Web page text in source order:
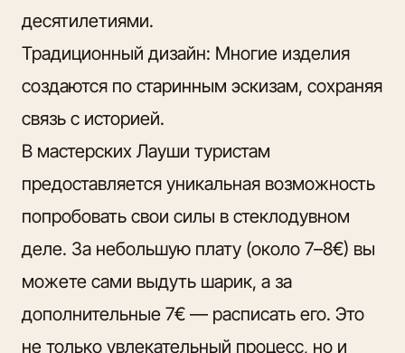
десятилетиями.
Традиционный дизайн: Многие изделия
создаются по старинным эскизам, сохраняя
связь с историей.
В мастерских Лауши туристам
предоставляется уникальная возможность
попробовать свои силы в стеклодувном
деле. За небольшую плату (около 7–8€) вы
можете сами выдуть шарик, а за
дополнительные 7€ — расписать его. Это
не только увлекательный процесс, но и